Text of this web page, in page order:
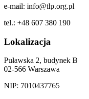
e-mail: info@tlp.org.pl
tel.: +48 607 380 190
Lokalizacja
Puławska 2, budynek B
02-566 Warszawa
NIP: 7010437765